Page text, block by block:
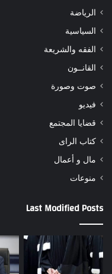
الرياضة
السياسية
الفقه والشريعة
القانــون
صوت وصورة
فيديو
قضايا المجتمع
كتاب الراى
مال و أعمال
منوعات
Last Modified Posts